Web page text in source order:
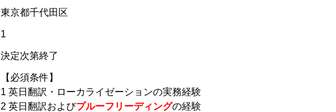
東京都千代田区
1
決定次第終了
【必須条件】
1 英日翻訳・ローカライゼーションの実務経験
2 英日翻訳およびプルーフリーディングの経験